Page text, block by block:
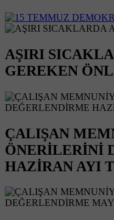
AŞIRI
GEREKEN
ÇALIŞAN
ÖNERİLERİNİ
HAZİRAN AYI